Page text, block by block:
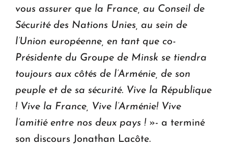
vous assurer que la France, au Conseil de
Sécurité des Nations Unies, au sein de
l’Union européenne, en tant que co-
Présidente du Groupe de Minsk se tiendra
toujours aux côtés de l’Arménie, de son
peuple et de sa sécurité. Vive la République
! Vive la France, Vive l’Arménie! Vive
l’amitié entre nos deux pays ! »- a terminé
son discours Jonathan Lacôte.